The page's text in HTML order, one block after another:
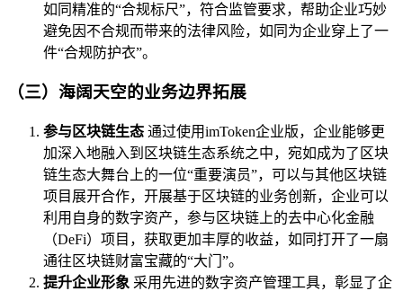
如同精准的“合规标尺”，符合监管要求，帮助企业巧妙
避免因不合规而带来的法律风险，如同为企业穿上了一
件“合规防护衣”。
（三）海阔天空的业务边界拓展
参与区块链生态 通过使用imToken企业版，企业能够更
加深入地融入到区块链生态系统之中，宛如成为了区块
链生态大舞台上的一位“重要演员”，可以与其他区块链
项目展开合作，开展基于区块链的业务创新，企业可以
利用自身的数字资产，参与区块链上的去中心化金融
（DeFi）项目，获取更加丰厚的收益，如同打开了一扇
通往区块链财富宝藏的“大门”。
提升企业形象 采用先进的数字资产管理工具，彰显了企